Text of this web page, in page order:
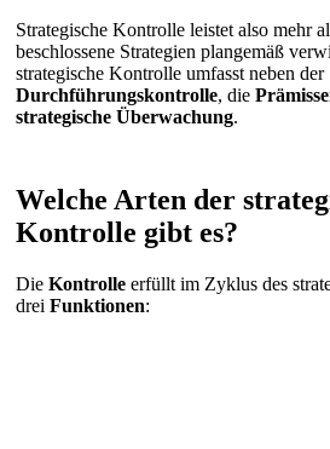
Strategische Kontrolle leistet also mehr
beschlossene Strategien plangemäß
strategische Kontrolle umfasst neben der
Durchführungskontrolle, die
strategische Überwachung.
Welche Arten der
Kontrolle gibt es?
Die Kontrolle erfüllt im Zyklus des
drei Funktionen: